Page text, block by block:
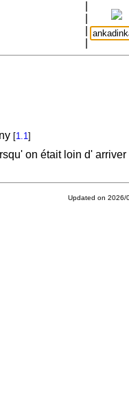
[1.1]
on était loin d' arriver
Updated on 2026/